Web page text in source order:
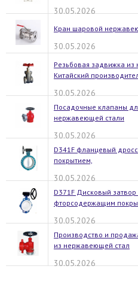
30.05.2026
Кран шаровой
30.05.2026
Резьбовая задвижка
Китайский
30.05.2026
Посадочные клапаны
нержавеющей стали
30.05.2026
D341F фланцевый
покрытием,
30.05.2026
D371F Дисковый
фторсодержащим
30.05.2026
Производство и
из нержавеющей стал
30.05.2026